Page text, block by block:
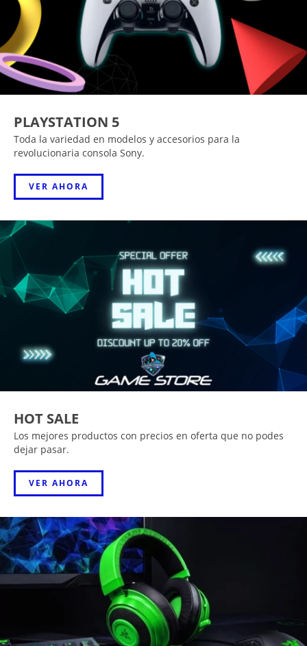
PLAYSTATION 5
Toda la variedad en modelos y accesorios para la
revolucionaria consola Sony.
VER AHORA
HOT SALE
Los mejores productos con precios en oferta que no podes
dejar pasar.
VER AHORA